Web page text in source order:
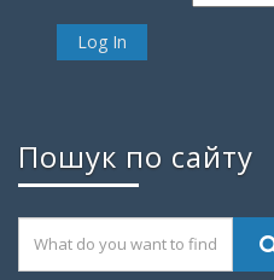
Пошук по сайту